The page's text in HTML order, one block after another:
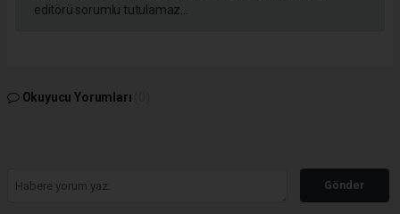
editörü sorumlu tutulamaz...
Okuyucu Yorumları
Gönder